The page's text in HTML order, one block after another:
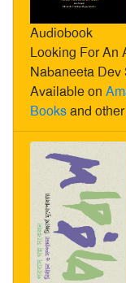
Audiobook
Looking For An
Nabaneeta Dev
Available on
Booksand